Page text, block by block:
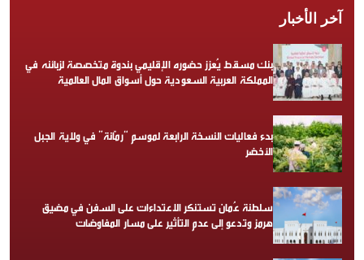
آخر الأخبار
بنك مسقط يُعزز حضوره الإقليمي بندوة متخصصة لزبائنه في
المملكة العربية السعودية حول أسواق المال العالمية
بدء فعاليات النسخة الرابعة لموسم “رمّانة” في ولاية الجبل
الأخضر
سلطنة عُمان تستنكر الاعتداءات على السفن في مضيق
هرمز وتدعو إلى عدم التأثير على مسار المفاوضات